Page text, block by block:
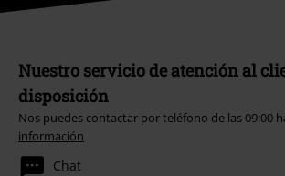
Nuestro servicio de atención al
disposición
Nos puedes contactar por teléfono de las 09:00
información
Chat